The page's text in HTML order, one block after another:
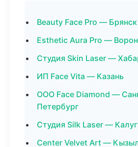
Beauty Face Pro — Брянск
Esthetic Aura Pro —
Студия Skin Laser —
ИП Face Vita — Казань
ООО Face Diamond —
Петербург
Студия Silk Laser —
Center Velvet Art —